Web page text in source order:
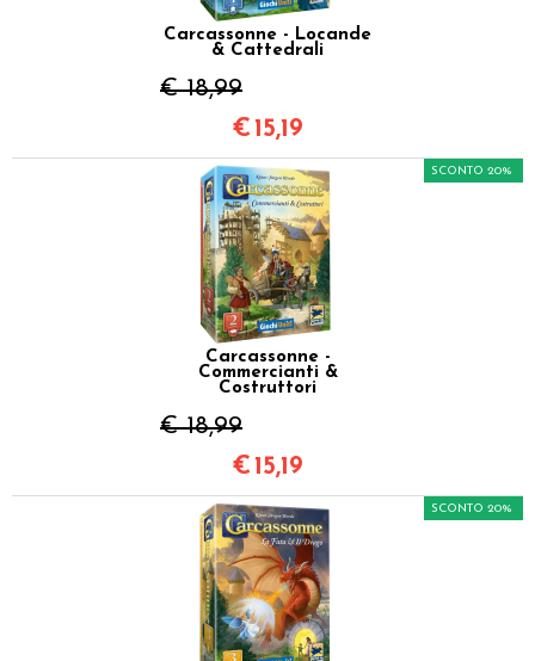
Carcassonne - Locande
& Cattedrali
€ 18,99
€ 15,19
Carcassonne -
Commercianti &
Costruttori
€ 18,99
SCONTO 20%
€ 15,19
SCONTO 20%